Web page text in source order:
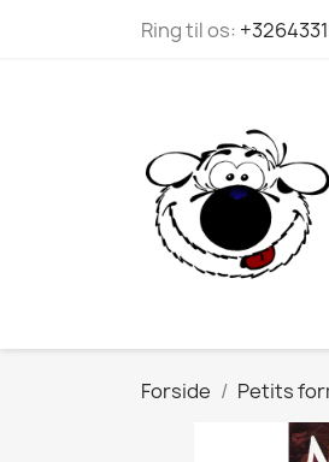
Ring til os:
Forside Petits